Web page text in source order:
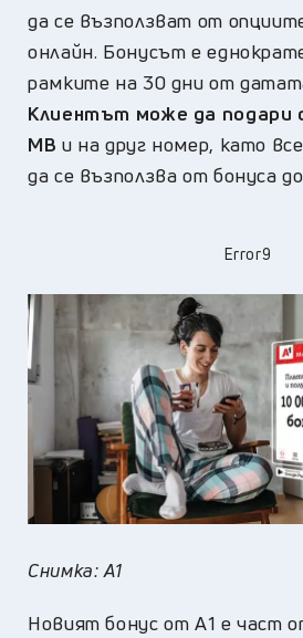
да се възползват от
онлайн. Бонусът е
рамките на 30 дни от
Клиентът може да подари
MВ и на друг номер, като
да се възползва от бонуса
Error9
Снимка: A1
Новият бонус от А1 е част